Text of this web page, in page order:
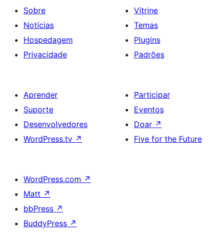
Sobre
Notícias
Hospedagem
Privacidade
Vitrine
Temas
Plugins
Padrões
Aprender
Suporte
Desenvolvedores
WordPress.tv ↗
Participar
Eventos
Doar ↗
Five for the Future
WordPress.com ↗
Matt ↗
bbPress ↗
BuddyPress ↗